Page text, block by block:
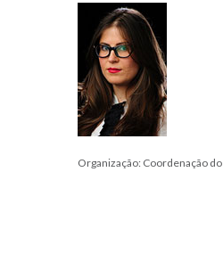
Organização: Coordenação